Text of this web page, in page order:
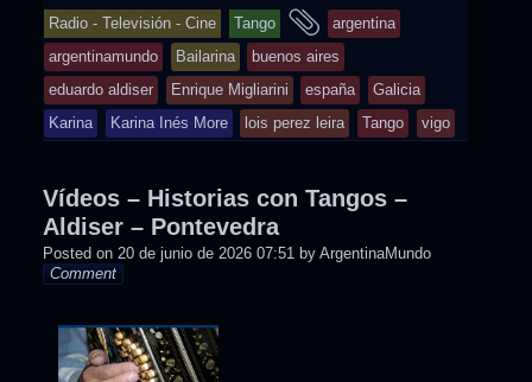
entry
was
posted
in
Radio - Televisión - Cine Tango
and
tagged
argentina
argentinamundo
Bailarina
buenos aires
eduardo aldiser
Enrique Migliarini españa
Galicia
Karina
Karina Inés More lois perez leira Tango vigo
Vídeos – Historias con Tangos –
Aldiser – Pontevedra
Posted on 20 de junio de 2026 07:51 by ArgentinaMundo
Comment